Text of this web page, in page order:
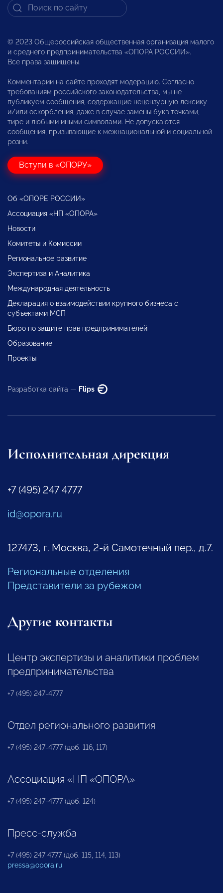
© 2023 Общероссийская общественная организация малого
и среднего предпринимательства «ОПОРА РОССИИ».
Все права защищены.
Комментарии на сайте проходят модерацию. Согласно
требованиям российского законодательства, мы не
публикуем сообщения, содержащие нецензурную лексику
и/или оскорбления, даже в случае замены букв точками,
тире и любыми иными символами. Не допускаются
сообщения, призывающие к межнациональной и социальной
розни.
Вступи в «ОПОРУ»
Об «ОПОРЕ РОССИИ»
Ассоциация «НП «ОПОРА»
Новости
Комитеты и Комиссии
Региональное развитие
Экспертиза и Аналитика
Международная деятельность
Декларация о взаимодействии крупного бизнеса с
субъектами МСП
Бюро по защите прав предпринимателей
Образование
Проекты
Разработка сайта — Flips
Исполнительная дирекция
+7 (495) 247 4777
id@opora.ru
127473, г. Москва, 2-й Самотечный пер., д.7.
Региональные отделения
Представители за рубежом
Другие контакты
Центр экспертизы и аналитики проблем
предпринимательства
+7 (495) 247-4777
Отдел регионального развития
+7 (495) 247-4777 (доб. 116, 117)
Ассоциация «НП «ОПОРА»
+7 (495) 247-4777 (доб. 124)
Пресс-служба
+7 (495) 247 4777 (доб. 115, 114, 113)
pressa@opora.ru